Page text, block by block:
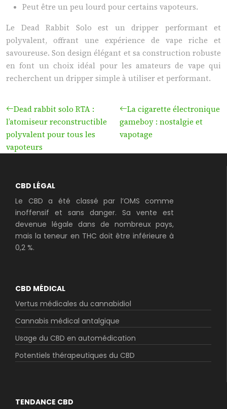
Peut être un peu lourd pour certains vapoteurs.
Le Dead Rabbit Solo est un dripper performant et
polyvalent, offrant une expérience de vape riche et
savoureuse. Son design élégant et sa construction robuste
en font un choix idéal pour les amateurs de vape qui
recherchent un dripper simple à utiliser et performant.
Dead rabbit solo RTA :
l’atomiseur reconstructible
polyvalent pour tous les
vapoteurs
La cigarette électronique
gameboy : nostalgie et
vapotage
CBD LÉGAL
Le CBD a été classé par l’OMS comme
inoffensif et sans danger. Sa vente est
devenue légale dans de nombreux pays,
mais la teneur en THC doit être inférieure à
0,2 %.
CBD MÉDICAL
Vertus médicales du cannabidiol
Cannabis médical antalgique
Usage du CBD en automédication
Potentiels thérapeutiques du CBD
TENDANCE CBD